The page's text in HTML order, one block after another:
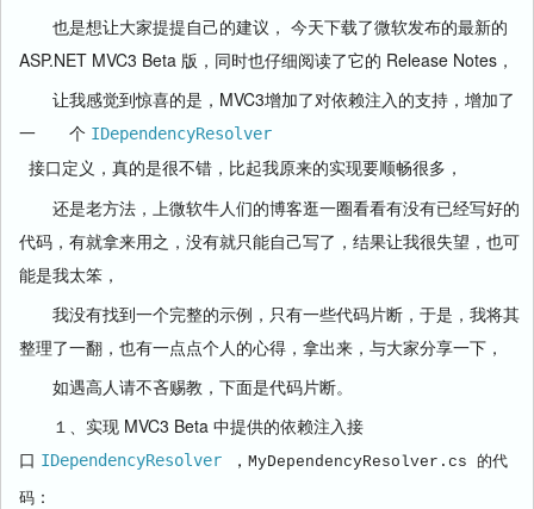
也是想让大家提提自己的建议， 今天下载了微软发布的最新的
ASP.NET MVC3 Beta 版，同时也仔细阅读了它的 Release Notes，
让我感觉到惊喜的是，MVC3增加了对依赖注入的支持，增加了
一 个 IDependencyResolver
接口定义，真的是很不错，比起我原来的实现要顺畅很多，
还是老方法，上微软牛人们的博客逛一圈看看有没有已经写好的
代码，有就拿来用之，没有就只能自己写了，结果让我很失望，也可
能是我太笨，
我没有找到一个完整的示例，只有一些代码片断，于是，我将其
整理了一翻，也有一点点个人的心得，拿出来，与大家分享一下，
如遇高人请不吝赐教，下面是代码片断。
１、实现 MVC3 Beta 中提供的依赖注入接
口 IDependencyResolver ， MyDependencyResolver.cs 的代
码 ：